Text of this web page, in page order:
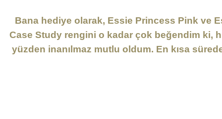
Bana hediye olarak, Essie Princess Pink ve
Case Study rengini o kadar çok beğendim ki,
yüzden inanılmaz mutlu oldum. En kısa